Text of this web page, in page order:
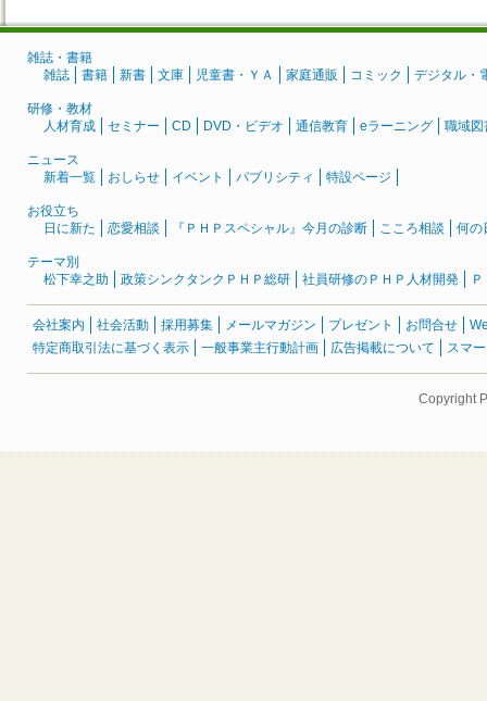
雑誌・書籍
雑誌
書籍 新書 文庫 児童書・ＹＡ 家庭通販 コミック デジタル・
研修・教材
人材育成
セミナー CD DVD・ビデオ 通信教育 eラーニング 職域図
ニュース
新着一覧
おしらせ イベント パブリシティ 特設ページ
お役立ち
日に新た
恋愛相談 『ＰＨＰスペシャル』今月の診断 こころ相談 何の
テーマ別
松下幸之助
政策シンクタンクＰＨＰ総研 社員研修のＰＨＰ人材開発
会社案内 社会活動 採用募集 メールマガジン プレゼント お問合せ
特定商取引法に基づく表示
一般事業主行動計画 広告掲載について スマ
Copyright